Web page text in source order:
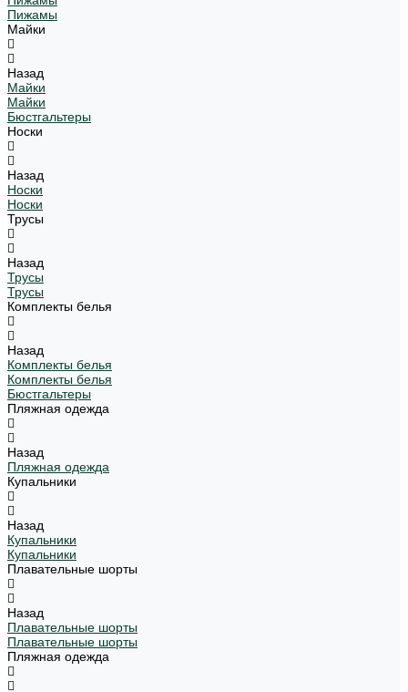
Пижамы
Майки
Назад
Майки
Майки
Бюстгальтеры
Носки
Назад
Носки
Носки
Трусы
Назад
Трусы
Трусы
Комплекты белья
Назад
Комплекты белья
Комплекты белья
Бюстгальтеры
Пляжная одежда
Назад
Пляжная одежда
Купальники
Назад
Купальники
Купальники
Плавательные шорты
Назад
Плавательные шорты
Плавательные шорты
Пляжная одежда